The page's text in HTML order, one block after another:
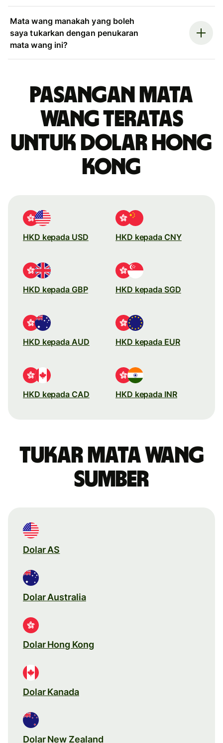
Mata wang manakah yang boleh
saya tukarkan dengan penukaran
mata wang ini?
Pasangan mata
wang teratas
untuk dolar Hong
Kong
HKD kepada USD HKD kepada CNY
HKD kepada GBP HKD kepada SGD
HKD kepada AUD HKD kepada EUR
HKD kepada CAD HKD kepada INR
Tukar mata wang
sumber
Dolar AS
Dolar Australia
Dolar Hong Kong
Dolar Kanada
Dolar New Zealand